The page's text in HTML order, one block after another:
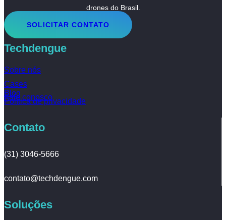
drones do Brasil.
SOLICITAR CONTATO
Techdengue
Sobre nós
Cases
Blog
Fale conosco
Política de privacidade
Contato
(31) 3046-5666
contato@techdengue.com
Soluções